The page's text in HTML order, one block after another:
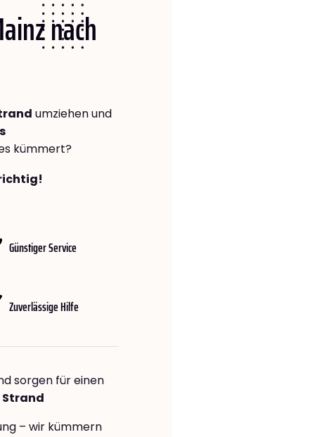
nach
umziehen und
kümmert?
Günstiger Service
Zuverlässige Hilfe
sorgen für einen
Strand
– wir kümmern